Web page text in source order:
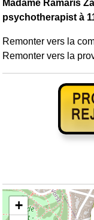
Madame Ramaris
psychotherapist à
Remonter vers la
Remonter vers la
+